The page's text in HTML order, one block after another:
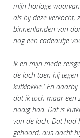
mijn horloge
als hij deze verkocht,
binnenlanden van
nog een cadeautje
Ik en mijn mede
de lach toen hij
kutklokkie.' En
dat ik toch maar een
nodig had. Dat is
van de lach. Dat had
gehoord, dus dacht